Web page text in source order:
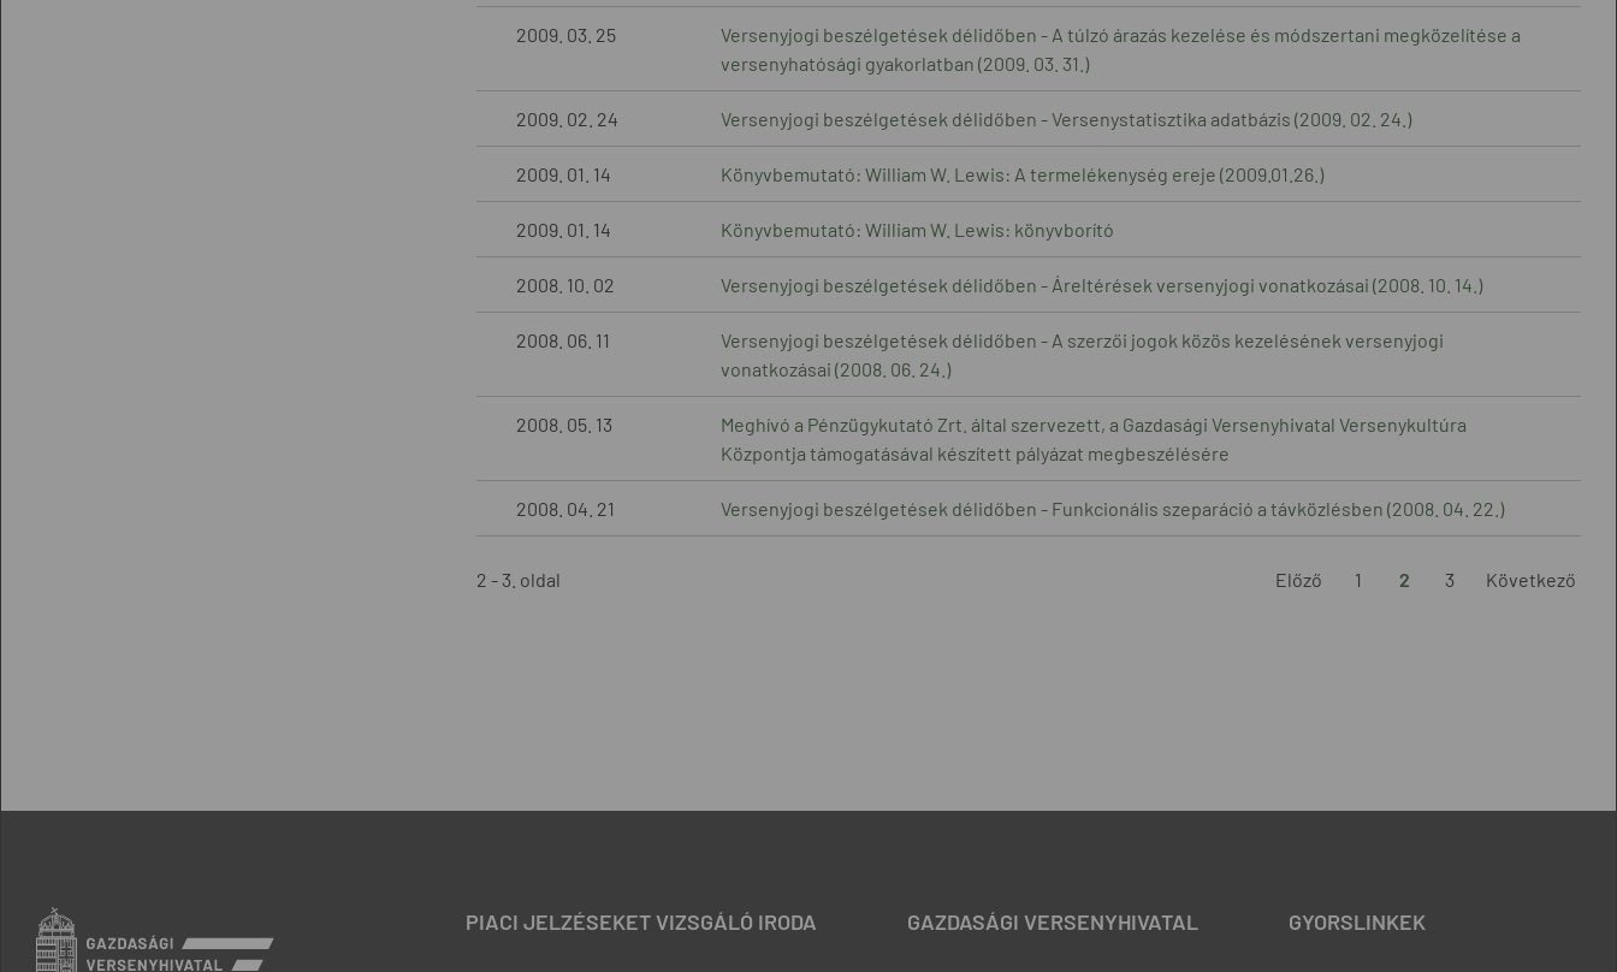
2009. 03. 25
Versenyjogi beszélgetések délidőben - A túlzó árazás kezelése és módszertani megközelítése a
versenyhatósági gyakorlatban (2009. 03. 31.)
2009. 02. 24 Versenyjogi beszélgetések délidőben - Versenystatisztika adatbázis (2009. 02. 24.)
2009. 01. 14 Könyvbemutató: William W. Lewis: A termelékenység ereje (2009.01.26.)
2009. 01. 14 Könyvbemutató: William W. Lewis: könyvborító
2008. 10. 02 Versenyjogi beszélgetések délidőben - Áreltérések versenyjogi vonatkozásai (2008. 10. 14.)
2008. 06. 11
Versenyjogi beszélgetések délidőben - A szerzői jogok közös kezelésének versenyjogi
vonatkozásai (2008. 06. 24.)
2008. 05. 13
Meghívó a Pénzügykutató Zrt. által szervezett, a Gazdasági Versenyhivatal Versenykultúra
Központja támogatásával készített pályázat megbeszélésére
2008. 04. 21 Versenyjogi beszélgetések délidőben - Funkcionális szeparáció a távközlésben (2008. 04. 22.)
2 - 3. oldal Előző 1 2 3 Következő
PIACI JELZÉSEKET VIZSGÁLÓ IRODA GAZDASÁGI VERSENYHIVATAL GYORSLINKEK